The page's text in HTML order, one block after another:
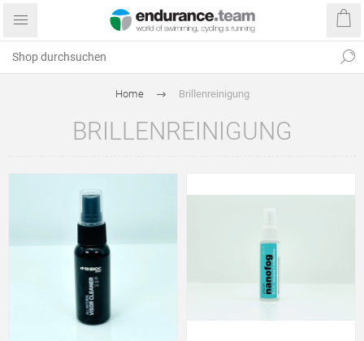
Home Brillenreinigung
BRILLENREINIGUNG